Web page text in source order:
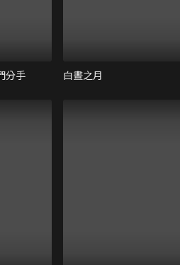
分手 白晝之月